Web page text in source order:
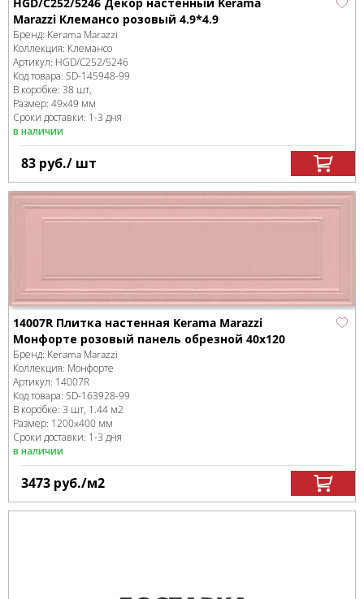
Marazzi Клемансо розовый 4.9*4.9
Бренд: Kerama Marazzi
Коллекция: Клемансо
Артикул: HGD/C252/5246
Код товара: SD-145948-99
В коробке: 38 шт,
Размер: 49x49 мм
Сроки доставки: 1-3 дня
в наличии
83 руб./ шт
14007R Плитка настенная Kerama Marazzi
Монфорте розовый панель обрезной 40x120
Бренд: Kerama Marazzi
Коллекция: Монфорте
Артикул: 14007R
Код товара: SD-163928-99
В коробке: 3 шт, 1.44 м2
Размер: 1200x400 мм
Сроки доставки: 1-3 дня
в наличии
3473 руб./м2